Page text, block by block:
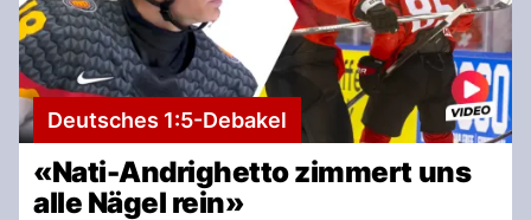
Deutsches 1:5-Debakel
«Nati-Andrighetto zimmert uns
alle Nägel rein»